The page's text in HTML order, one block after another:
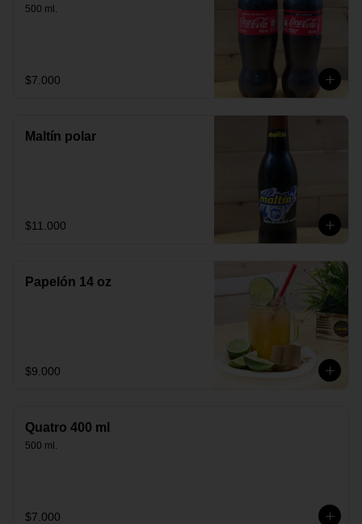
500 ml.
$7.000
Maltín polar
$11.000
Papelón 14 oz
$9.000
Quatro 400 ml
500 ml.
$7.000